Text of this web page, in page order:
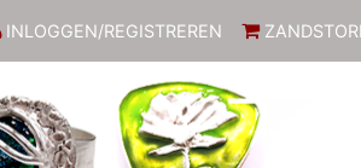
INLOGGEN/REGISTREREN